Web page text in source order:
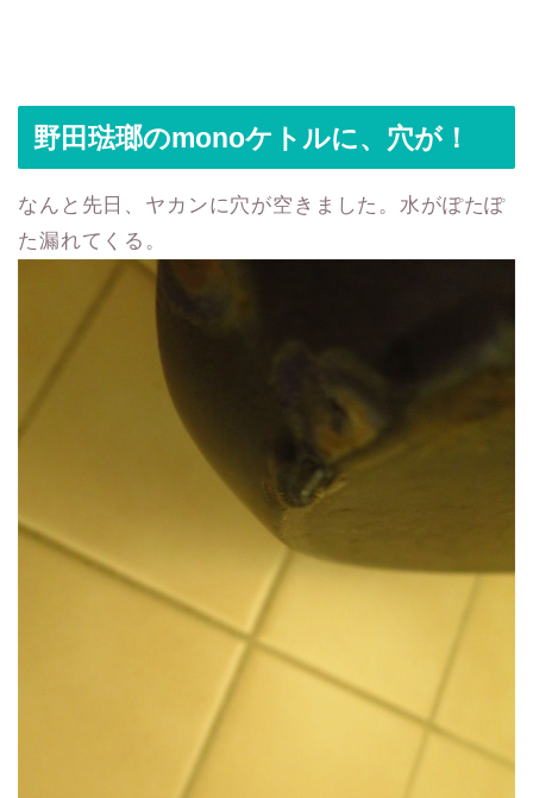
野田琺瑯のmonoケトルに、穴が！
なんと先日、ヤカンに穴が空きました。水がぽたぽ
た漏れてくる。